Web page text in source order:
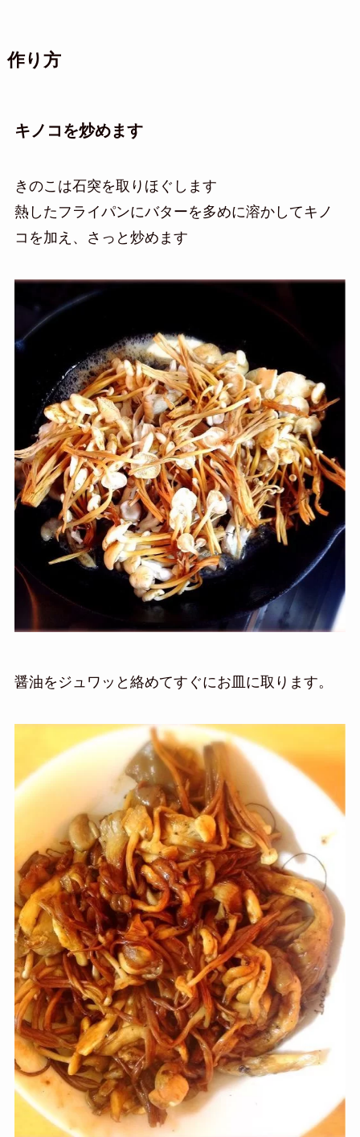
作り方
キノコを炒めます
きのこは石突を取りほぐします
熱したフライパンにバターを多めに溶かしてキノ
コを加え、さっと炒めます
醤油をジュワッと絡めてすぐにお皿に取ります。